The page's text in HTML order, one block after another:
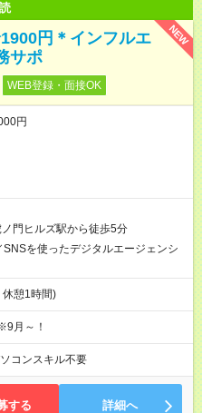
NEW
円＊インフルエ
サポ
WEB登録・面接OK
円
ノ門ヒルズ駅から徒歩5分
を使ったデジタルエージェンシ
憩1時間)
月～！
コンスキル不要
する 詳細へ